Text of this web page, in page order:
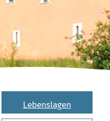
Lebenslagen